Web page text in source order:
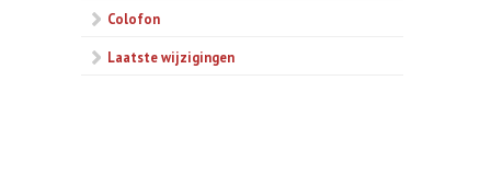
Colofon
Laatste wijzigingen